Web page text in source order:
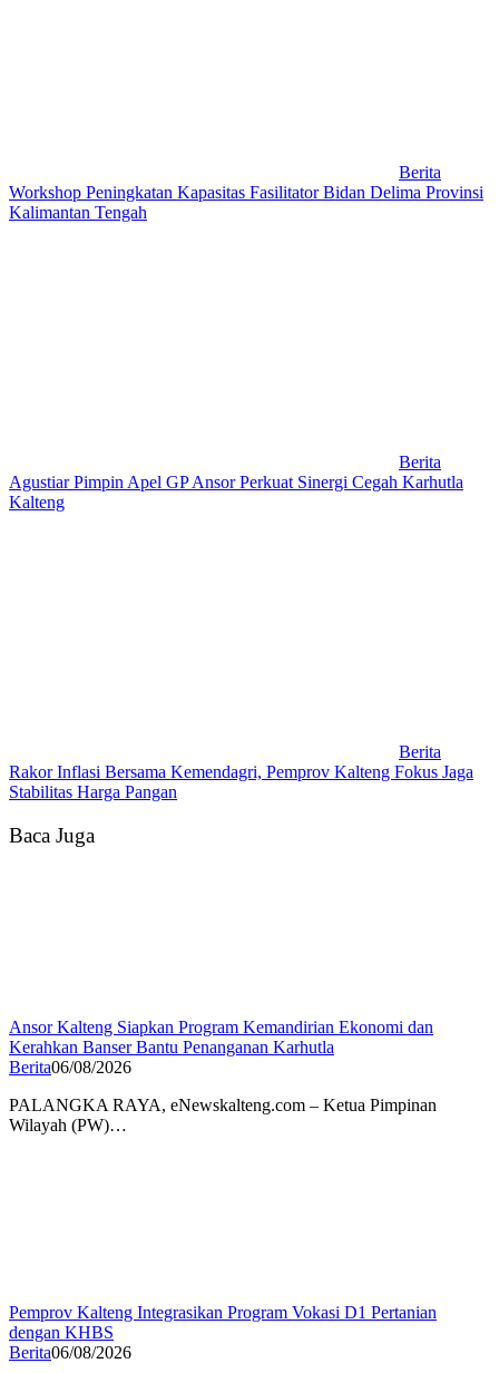
Berita
Workshop Peningkatan Kapasitas Fasilitator Bidan Delima Provinsi
Kalimantan Tengah
Berita
Agustiar Pimpin Apel GP Ansor Perkuat Sinergi Cegah Karhutla
Kalteng
Berita
Rakor Inflasi Bersama Kemendagri, Pemprov Kalteng Fokus Jaga
Stabilitas Harga Pangan
Baca Juga
Ansor Kalteng Siapkan Program Kemandirian Ekonomi dan
Kerahkan Banser Bantu Penanganan Karhutla
Berita06/08/2026
PALANGKA RAYA, eNewskalteng.com – Ketua Pimpinan
Wilayah (PW)…
Pemprov Kalteng Integrasikan Program Vokasi D1 Pertanian
dengan KHBS
Berita06/08/2026